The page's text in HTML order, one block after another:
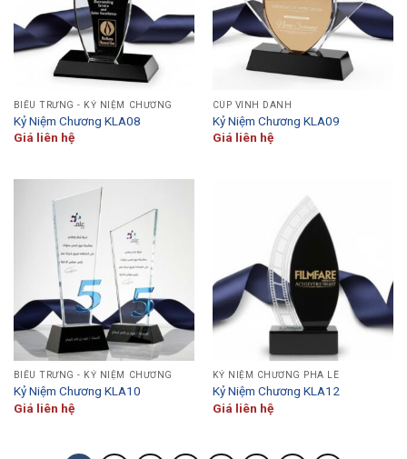
BIỂU TRƯNG - KỶ NIỆM CHƯƠNG
Kỷ Niệm Chương KLA08
Giá liên hệ
CÚP VINH DANH
Kỷ Niệm Chương KLA09
Giá liên hệ
BIỂU TRƯNG - KỶ NIỆM CHƯƠNG
Kỷ Niệm Chương KLA10
Giá liên hệ
KỶ NIỆM CHƯƠNG PHA LÊ
Kỷ Niệm Chương KLA12
Giá liên hệ